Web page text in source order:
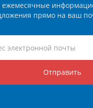
ежемесячные
прямо на ваш
Отправить